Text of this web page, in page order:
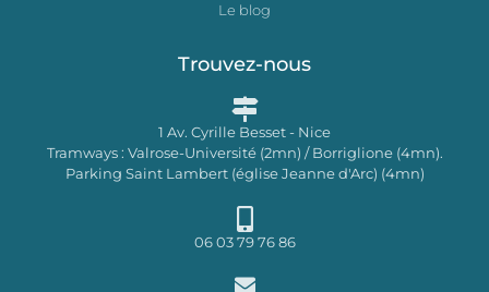
Le blog
Trouvez-nous
1 Av. Cyrille Besset - Nice
Tramways : Valrose-Université (2mn) / Borriglione (4mn).
Parking Saint Lambert (église Jeanne d'Arc) (4mn)
06 03 79 76 86